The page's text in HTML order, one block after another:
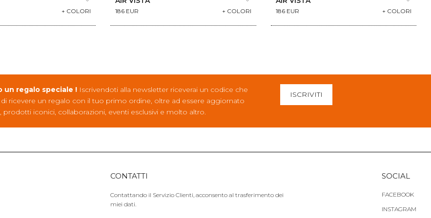
+ COLORI 186 EUR + COLORI 186 EUR + COLORI
un regalo speciale ! Iscrivendoti alla newsletter riceverai un codice che
ricevere un regalo con il tuo primo ordine, oltre ad essere aggiornato
prodotti iconici, collaborazioni, eventi esclusivi e molto altro.
ISCRIVITI
CONTATTI
Contattando il Servizio Clienti, acconsento al trasferimento dei
miei dati.
SOCIAL
FACEBOOK
INSTAGRAM